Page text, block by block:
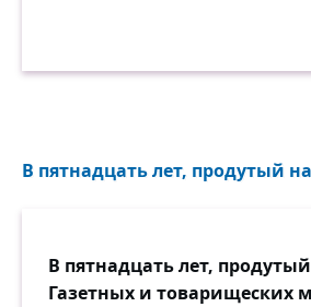
В пятнадцать лет, продутый
В пятнадцать лет,
Газетных и товарищеских